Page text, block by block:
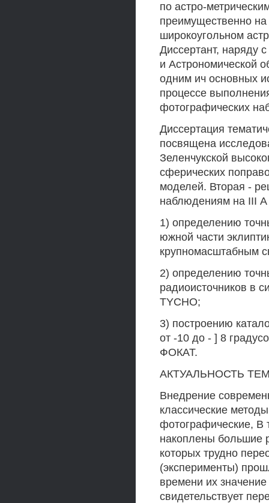
по астро-
преимущественно
широкоугольном
Диссертант, наряду
и Астрономической
одним ич основных
процессе
фотографических
Диссертация
посвящена
Зеленчукской
сферических
моделей. Вторая -
наблюдениям на III А
1) определению
южной части
крупномасштабным
2) определению
радиоисточников в
TYCHO;
3) построению
от -10 до - ] 8
ФОКАТ.
АКТУАЛЬНОСТЬ
Внедрение
классические
фотографические, В
накоплены большие
которых трудно
(эксперименты)
времени их значение
свидетельствует